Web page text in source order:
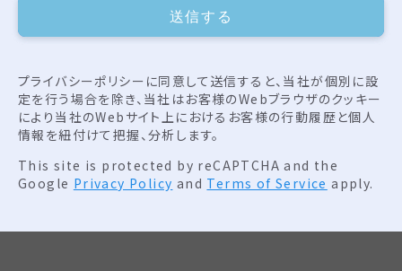
送信する
プライバシーポリシーに同意して送信すると、当社が個別に設
定を行う場合を除き、当社はお客様のWebブラウザのクッキー
により当社のWebサイト上におけるお客様の行動履歴と個人
情報を紐付けて把握、分析します。
This site is protected by reCAPTCHA and the
Google Privacy Policy and Terms of Service apply.